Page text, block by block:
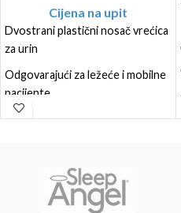
Cijena na upit
Dvostrani plastični nosač vrećica
za urin
Odgovarajući za ležeće i mobilne
pacijente
Olakšava rad osoblju